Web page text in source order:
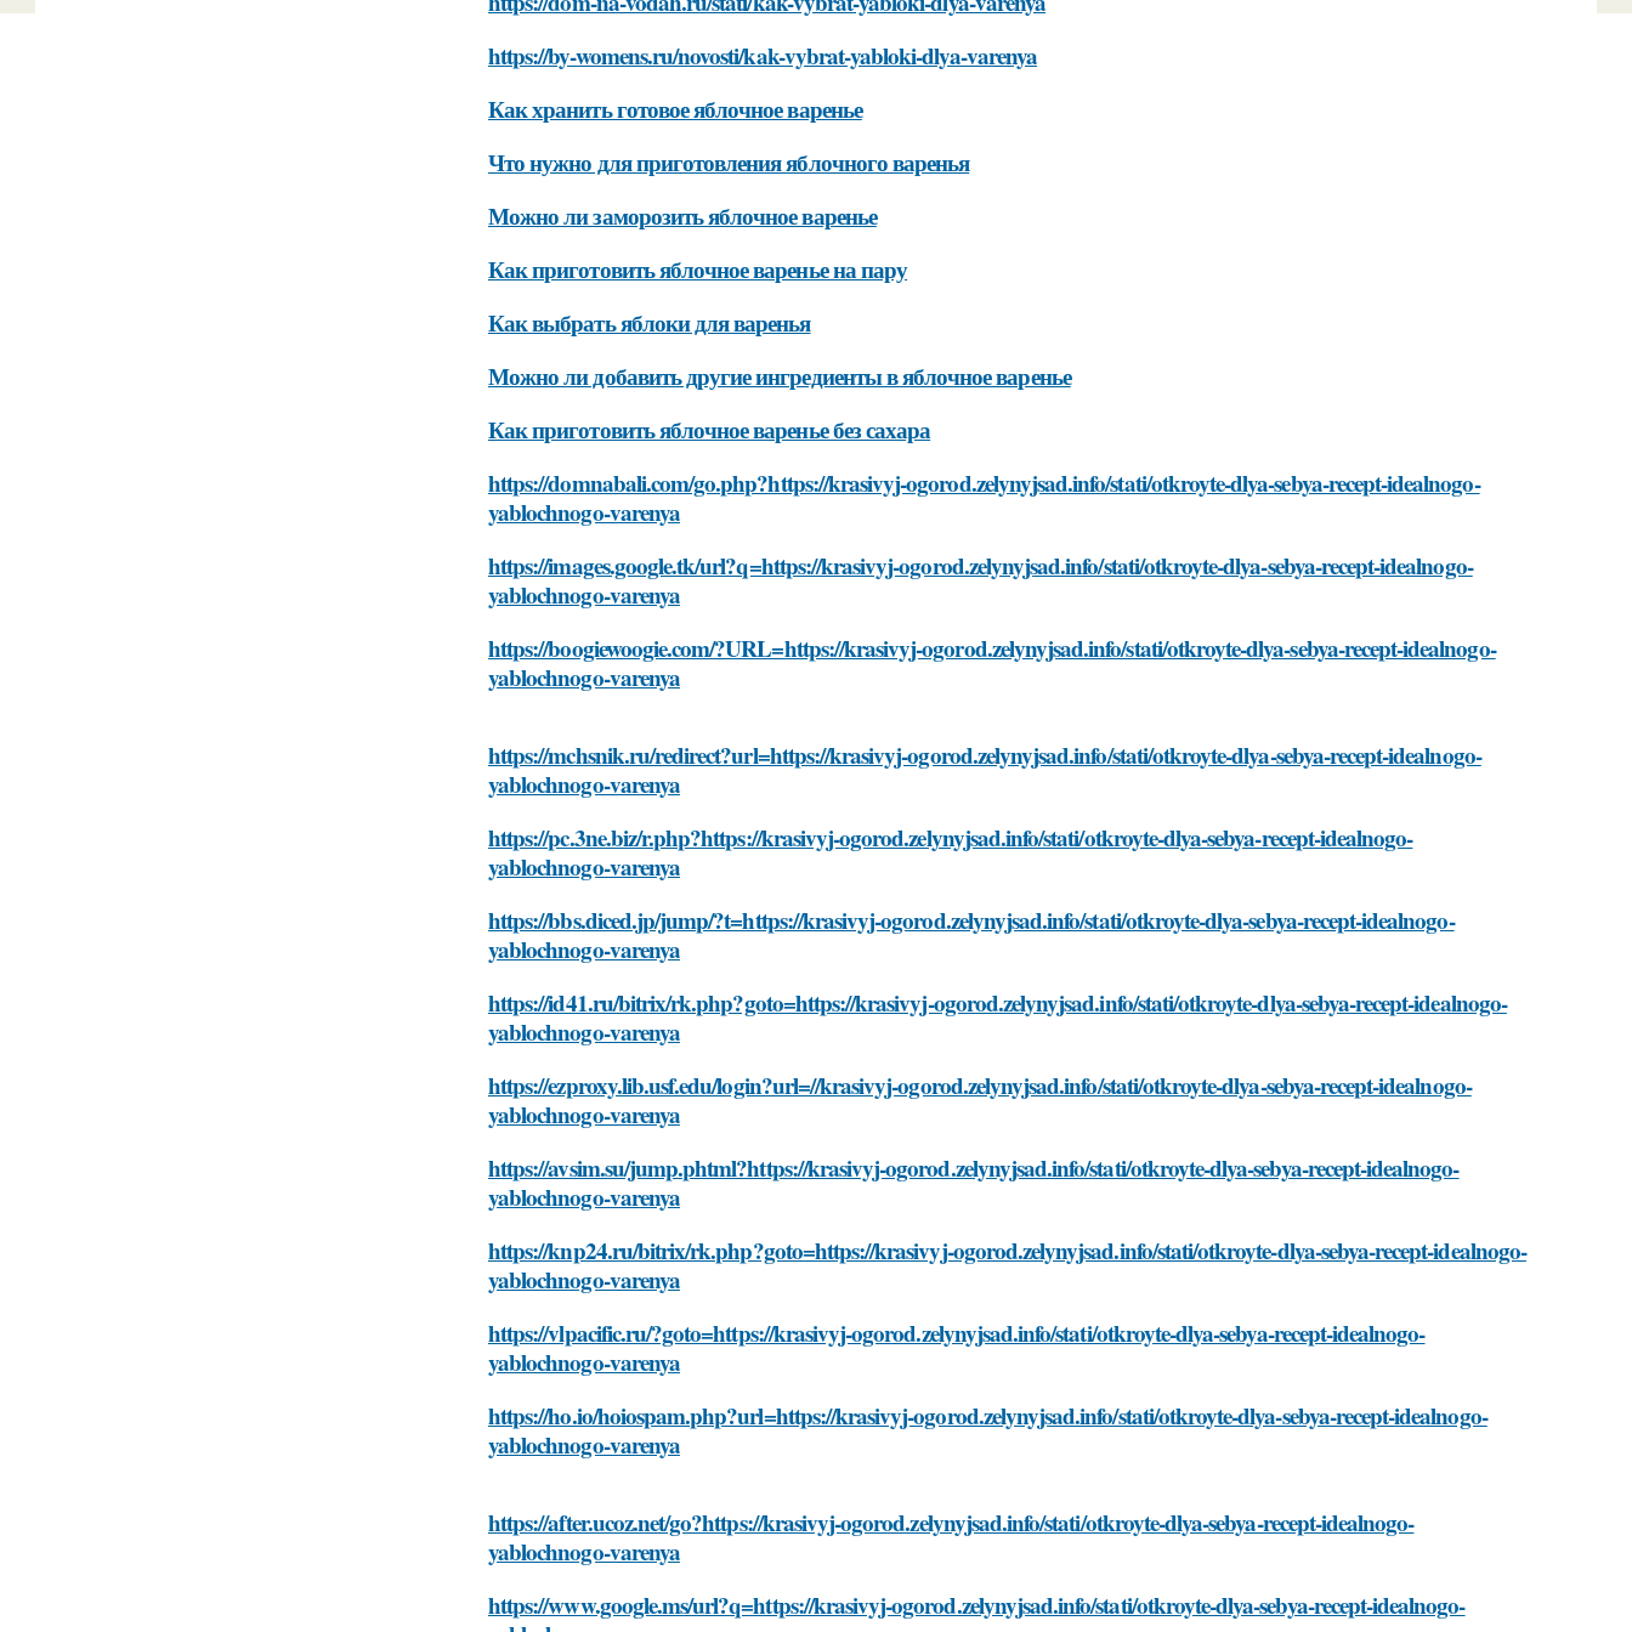
https://by-womens.ru/novosti/kak-vybrat-yabloki-dlya-varenya
Как хранить готовое яблочное варенье
Что нужно для приготовления яблочного варенья
Можно ли заморозить яблочное варенье
Как приготовить яблочное варенье на пару
Как выбрать яблоки для варенья
Можно ли добавить другие ингредиенты в яблочное варенье
Как приготовить яблочное варенье без сахара
https://domnabali.com/go.php?https://krasivyj-ogorod.zelynyjsad.info/stati/otkroyte-dlya-sebya-recept-idealnogo-
yablochnogo-varenya
https://images.google.tk/url?q=https://krasivyj-ogorod.zelynyjsad.info/stati/otkroyte-dlya-sebya-recept-idealnogo-
yablochnogo-varenya
https://boogiewoogie.com/?URL=https://krasivyj-ogorod.zelynyjsad.info/stati/otkroyte-dlya-sebya-recept-idealnogo-
yablochnogo-varenya
https://mchsnik.ru/redirect?url=https://krasivyj-ogorod.zelynyjsad.info/stati/otkroyte-dlya-sebya-recept-idealnogo-
yablochnogo-varenya
https://pc.3ne.biz/r.php?https://krasivyj-ogorod.zelynyjsad.info/stati/otkroyte-dlya-sebya-recept-idealnogo-
yablochnogo-varenya
https://bbs.diced.jp/jump/?t=https://krasivyj-ogorod.zelynyjsad.info/stati/otkroyte-dlya-sebya-recept-idealnogo-
yablochnogo-varenya
https://id41.ru/bitrix/rk.php?goto=https://krasivyj-ogorod.zelynyjsad.info/stati/otkroyte-dlya-sebya-recept-idealnogo-
yablochnogo-varenya
https://ezproxy.lib.usf.edu/login?url=//krasivyj-ogorod.zelynyjsad.info/stati/otkroyte-dlya-sebya-recept-idealnogo-
yablochnogo-varenya
https://avsim.su/jump.phtml?https://krasivyj-ogorod.zelynyjsad.info/stati/otkroyte-dlya-sebya-recept-idealnogo-
yablochnogo-varenya
https://knp24.ru/bitrix/rk.php?goto=https://krasivyj-ogorod.zelynyjsad.info/stati/otkroyte-dlya-sebya-recept-idealnogo-
yablochnogo-varenya
https://vlpacific.ru/?goto=https://krasivyj-ogorod.zelynyjsad.info/stati/otkroyte-dlya-sebya-recept-idealnogo-
yablochnogo-varenya
https://ho.io/hoiospam.php?url=https://krasivyj-ogorod.zelynyjsad.info/stati/otkroyte-dlya-sebya-recept-idealnogo-
yablochnogo-varenya
https://after.ucoz.net/go?https://krasivyj-ogorod.zelynyjsad.info/stati/otkroyte-dlya-sebya-recept-idealnogo-
yablochnogo-varenya
https://www.google.ms/url?q=https://krasivyj-ogorod.zelynyjsad.info/stati/otkroyte-dlya-sebya-recept-idealnogo-